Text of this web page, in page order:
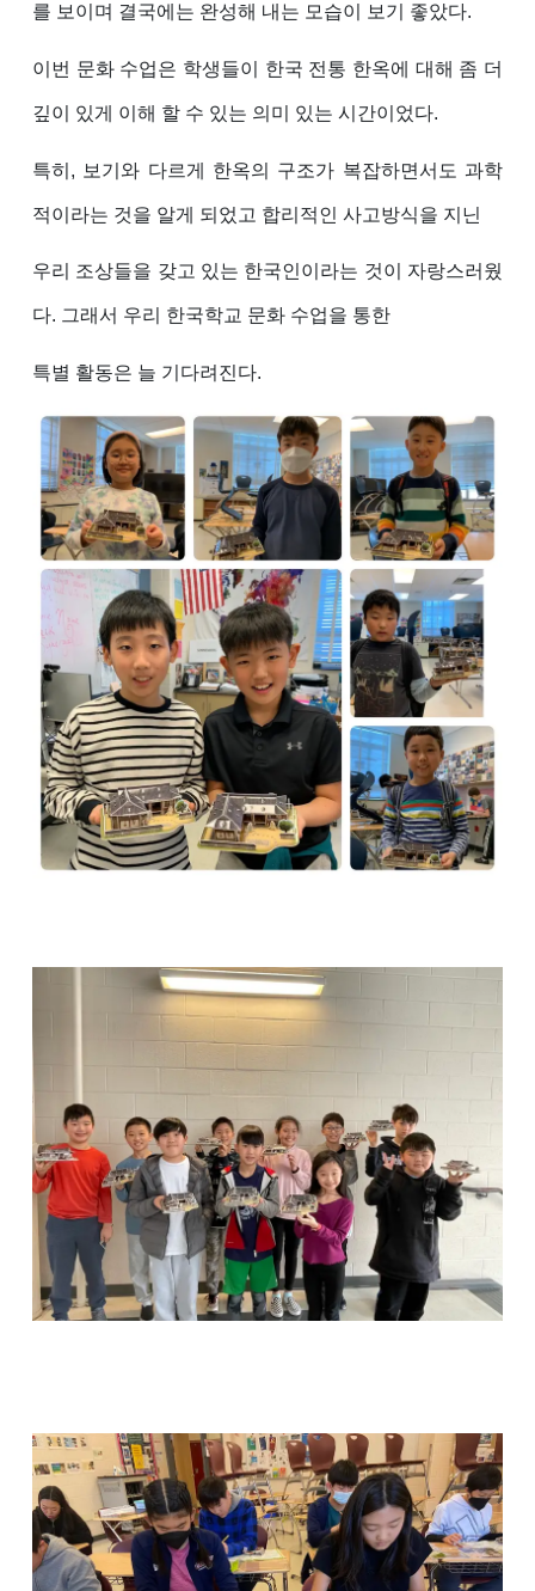
를 보이며 결국에는 완성해 내는 모습이 보기 좋았다.
이번 문화 수업은 학생들이 한국 전통 한옥에 대해 좀 더
깊이 있게 이해 할 수 있는 의미 있는 시간이었다.
특히, 보기와 다르게 한옥의 구조가 복잡하면서도 과학
적이라는 것을 알게 되었고 합리적인 사고방식을 지닌
우리 조상들을 갖고 있는 한국인이라는 것이 자랑스러웠
다. 그래서 우리 한국학교 문화 수업을 통한
특별 활동은 늘 기다려진다.